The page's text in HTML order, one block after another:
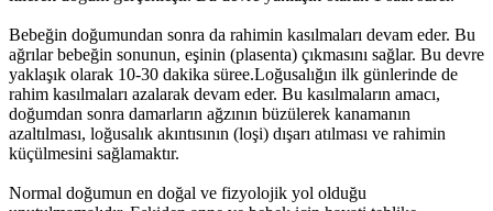
Bebeğin doğumundan sonra da rahimin kasılmaları devam eder. Bu
ağrılar bebeğin sonunun, eşinin (plasenta) çıkmasını sağlar. Bu devre
yaklaşık olarak 10-30 dakika süree.Loğusalığın ilk günlerinde de
rahim kasılmaları azalarak devam eder. Bu kasılmaların amacı,
doğumdan sonra damarların ağzının büzülerek kanamanın
azaltılması, loğusalık akıntısının (loşi) dışarı atılması ve rahimin
küçülmesini sağlamaktır.
Normal doğumun en doğal ve fizyolojik yol olduğu